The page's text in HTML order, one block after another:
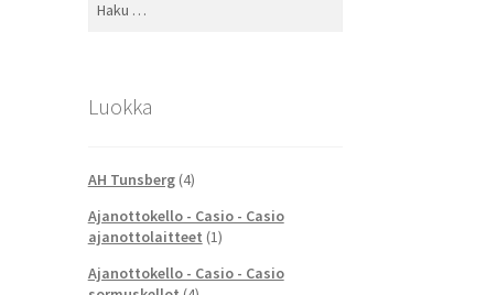
Luokka
AH Tunsberg (4)
Ajanottokello - Casio - Casio
ajanottolaitteet (1)
Ajanottokello - Casio - Casio